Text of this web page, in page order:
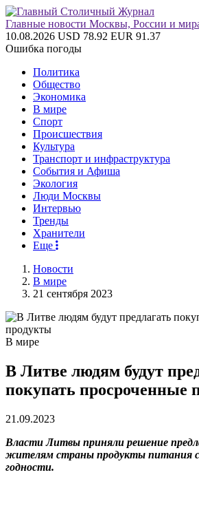
Главные новости Москвы, России и
10.08.2026 USD 78.92 EUR 91.37
Ошибка погоды
Политика
Общество
Экономика
В мире
Спорт
Происшествия
Культура
Транспорт и инфраструктура
События и Афиша
Экология
Люди Москвы
Интервью
Тренды
Хранители
Еще
Новости
В мире
21 сентября 2023
В мире
В Литве людям будут
покупать просроченные
21.09.2023
Власти Литвы приняли решение
жителям страны продукты питания
годности.